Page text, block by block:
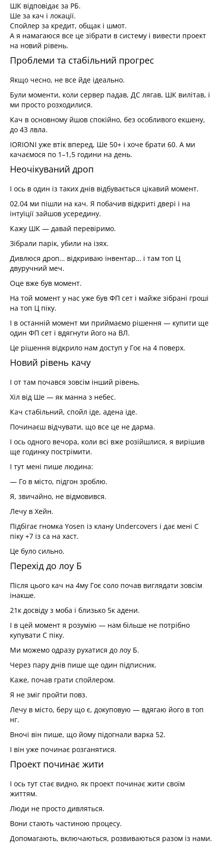
ШК відповідає за РБ.
Ше за кач і локації.
Спойлер за кредит, общак і шмот.
А я намагаюся все це зібрати в систему і вивести проект
на новий рівень.
Проблеми та стабільний прогрес
Якщо чесно, не все йде ідеально.
Були моменти, коли сервер падав, ДС лягав, ШК вилітав, і
ми просто розходилися.
Кач в основному йшов спокійно, без особливого екшену,
до 43 лвла.
IORIONI уже втік вперед, Ше 50+ і хоче брати 60. А ми
качаємося по 1–1,5 години на день.
Неочікуваний дроп
І ось в один із таких днів відбувається цікавий момент.
02.04 ми пішли на кач. Я побачив відкриті двері і на
інтуїції зайшов усередину.
Кажу ШК — давай перевіримо.
Зібрали парік, убили на ізях.
Дивлюся дроп… відкриваю інвентар… і там топ Ц
двуручний меч.
Оце вже був момент.
На той момент у нас уже був ФП сет і майже зібрані гроші
на топ Ц піку.
І в останній момент ми приймаємо рішення — купити ще
один ФП сет і вдягнути його на ВЛ.
Це рішення відкрило нам доступ у Гоє на 4 поверх.
Новий рівень качу
І от там почався зовсім інший рівень.
Хіл від Ше — як манна з небес.
Кач стабільний, спойл іде, адена іде.
Починаєш відчувати, що все це не дарма.
І ось одного вечора, коли всі вже розійшлися, я вирішив
ще годинку пострімити.
І тут мені пише людина:
— Го в місто, підгон зроблю.
Я, звичайно, не відмовився.
Лечу в Хейн.
Підбігає гномка Yosen із клану Undercovers і дає мені С
піку +7 із са на хаст.
Це було сильно.
Перехід до лоу Б
Після цього кач на 4му Гоє соло почав виглядати зовсім
інакше.
21к досвіду з моба і близько 5к адени.
І в цей момент я розумію — нам більше не потрібно
купувати С піку.
Ми можемо одразу рухатися до лоу Б.
Через пару днів пише ще один підписник.
Каже, почав грати спойлером.
Я не зміг пройти повз.
Лечу в місто, беру що є, докуповую — вдягаю його в топ
нг.
Вночі він пише, що йому підогнали варка 52.
І він уже починає розганятися.
Проект починає жити
І ось тут стає видно, як проект починає жити своїм
життям.
Люди не просто дивляться.
Вони стають частиною процесу.
Допомагають, включаються, розвиваються разом із нами.